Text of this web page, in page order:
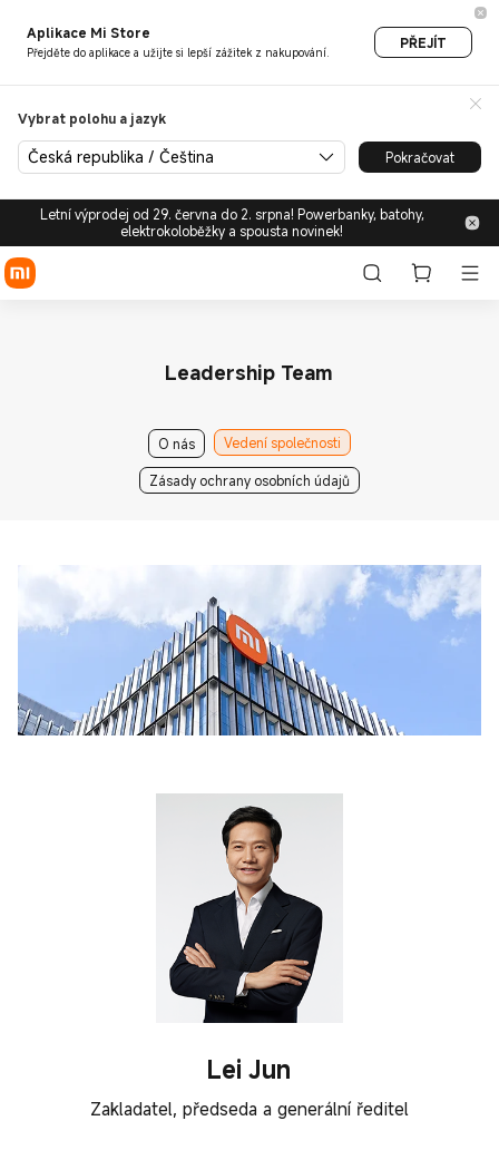
Aplikace Mi Store
Přejděte do aplikace a užijte si lepší zážitek z nakupování.
PŘEJÍT
Vybrat polohu a jazyk
Česká republika / Čeština Pokračovat
Letní výprodej od 29. června do 2. srpna! Powerbanky, batohy,
elektrokoloběžky a spousta novinek!
Leadership Team
O nás Vedení společnosti
Zásady ochrany osobních údajů
Lei Jun
Zakladatel, předseda a generální ředitel